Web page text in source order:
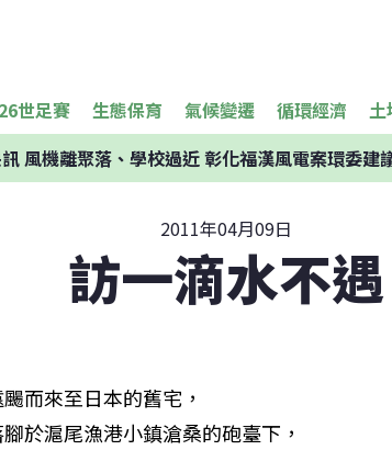
世足賽 生態保育 氣候變遷 循環經濟 土
風機離聚落、學校過近 彰化福漢風電案環委建
2011年04月09日
訪一滴水不遇
而來至日本的舊宅，
於滬尾漁港小鎮滄桑的砲臺下，